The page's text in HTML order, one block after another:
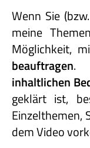
Wenn Sie
meine
Möglichkeit,
beauftragen.
inhaltlichen
geklärt ist,
Einzelthemen,
dem Video